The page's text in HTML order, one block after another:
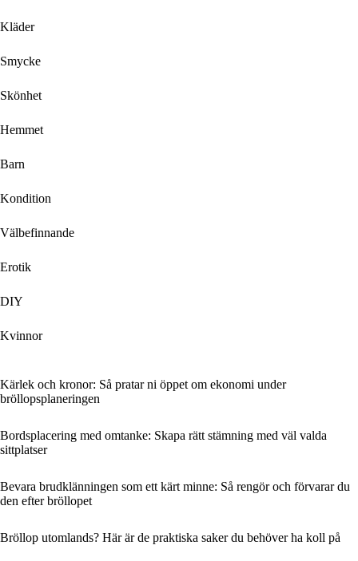
Kläder
Smycke
Skönhet
Hemmet
Barn
Kondition
Välbefinnande
Erotik
DIY
Kvinnor
Kärlek och kronor: Så pratar ni öppet om ekonomi under
bröllopsplaneringen
Bordsplacering med omtanke: Skapa rätt stämning med väl valda
sittplatser
Bevara brudklänningen som ett kärt minne: Så rengör och förvarar du
den efter bröllopet
Bröllop utomlands? Här är de praktiska saker du behöver ha koll på